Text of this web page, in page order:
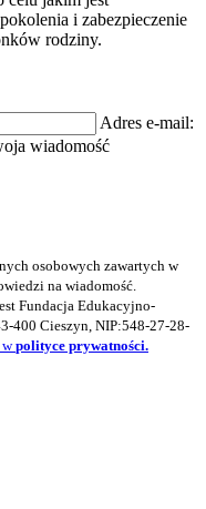
i zabezpieczenie
rodziny.
Adres e-mail:
wiadomość
osobowych zawartych w
na wiadomość.
Fundacja Edukacyjno-
400 Cieszyn, NIP:548-27-28-
wpolityce prywatności.